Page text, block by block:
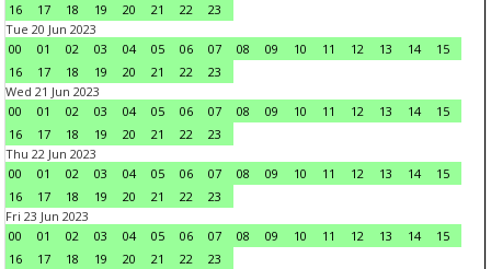
16
17 18 19 20 21 22
23
Tue 20 Jun 2023
00
01 02 03 04 05 06 07 08 09 10 11 12 13 14
15
16
17 18 19 20 21 22
23
Wed 21 Jun 2023
00
01 02 03 04 05 06 07 08 09 10 11 12 13 14
15
16
17 18 19 20 21 22
23
Thu 22 Jun 2023
00
01 02 03 04 05 06 07 08 09 10 11 12 13 14
15
16
17 18 19 20 21 22
23
Fri 23 Jun 2023
00
01 02 03 04 05 06 07 08 09 10 11 12 13 14
15
16
17 18 19 20 21 22
23